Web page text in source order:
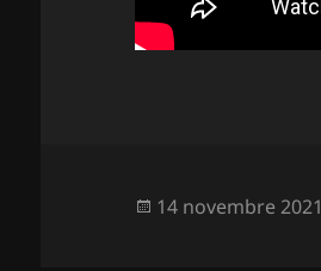
Publié
14 novembre 2021